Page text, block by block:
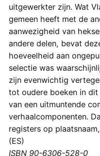
uitgewerkter zijn. Wat
gemeen heeft met de
aanwezigheid van
andere delen, bevat
hoeveelheid aan
selectie was
zijn evenwichtig
tot oudere boeken in
van een uitmuntende
verhaalcomponenten.
registers op
(ES)
ISBN 90-6306-528-0